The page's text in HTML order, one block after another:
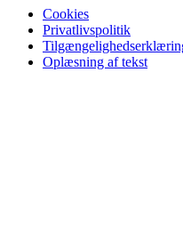
Cookies
Privatlivspolitik
Oplæsning af tekst